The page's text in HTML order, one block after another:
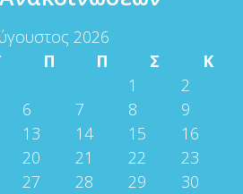
2026
Π Π Σ
Κ
1
2
6 7 8
9
13 14 15
16
20 21 22
23
27 28 29 30